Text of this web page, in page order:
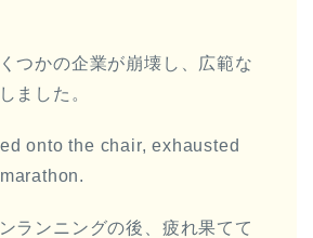
つかの企業が崩壊し、広範な
ました。
onto the chair, exhausted
ランニングの後、疲れ果てて